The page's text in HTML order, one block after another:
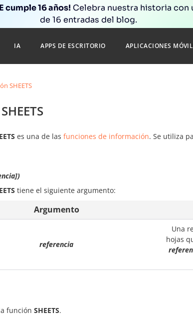
cumple 16 años! Celebra nuestra historia con
de 16 entradas del blog.
IA APPS DE ESCRITORIO APLICACIONES
SHEETS
es una de las funciones de información. Se utiliza
tiene el siguiente argumento:
Argumento
referencia
Una
hojas
función SHEETS.